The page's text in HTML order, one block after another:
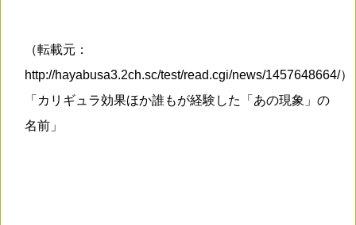
（転載元：
http://hayabusa3.2ch.sc/test/read.cgi/news/1457648664/）
「カリギュラ効果ほか誰もが経験した「あの現象」の
名前」